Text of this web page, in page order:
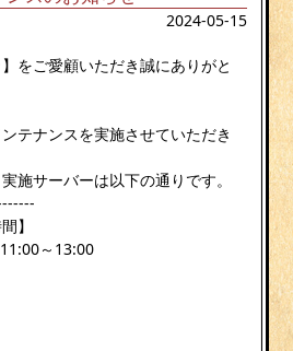
2024-05-15
をご愛顧いただき誠にありがと
テナンスを実施させていただき
施サーバーは以下の通りです。
】
～13:00